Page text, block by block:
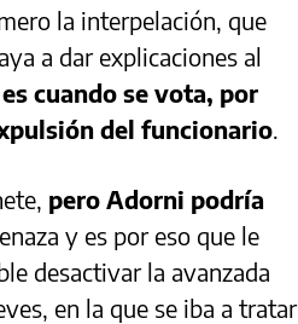
la interpelación, que
a dar explicaciones al
cuando se vota, por
del funcionario.
pero Adorni podría
y es por eso que le
desactivar la avanzada
en la que se iba a tratar